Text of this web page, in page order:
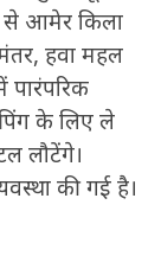
आमेर किला
हवा महल
पारंपरिक
के लिए ले
लौटेंगे।
की गई है।